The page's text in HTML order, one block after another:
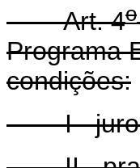
Art. 4o
Programa
condições:
I - juros: